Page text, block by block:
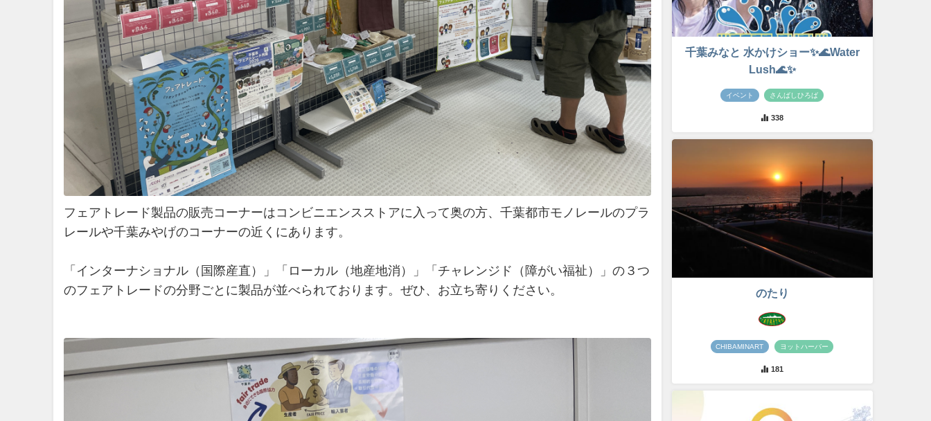
フェアトレード製品の販売コーナーはコンビニエンスストアに入って奥の方、千葉都市モノレールのプラ
レールや千葉みやげのコーナーの近くにあります。
「インターナショナル（国際産直）」「ローカル（地産地消）」「チャレンジド（障がい福祉）」の３つ
のフェアトレードの分野ごとに製品が並べられております。ぜひ、お立ち寄りください。
千葉みなと 水かけショー✨🌊Water
Lush🌊✨
イベント さんばしひろば
338
のたり
CHIBAMINART ヨットハーバー
181